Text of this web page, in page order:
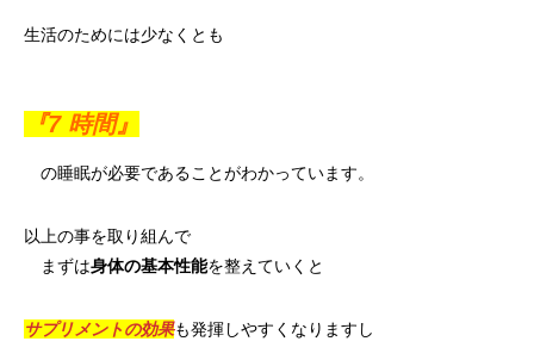
生活のためには少なくとも
『7 時間』
の睡眠が必要であることがわかっています。
以上の事を取り組んで
まずは身体の基本性能を整えていくと
サプリメントの効果も発揮しやすくなりますし